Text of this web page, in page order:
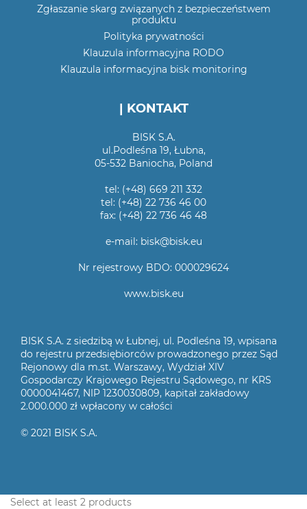
Zgłaszanie skarg związanych z bezpieczeństwem
produktu
Polityka prywatności
Klauzula informacyjna RODO
Klauzula informacyjna bisk monitoring
| KONTAKT
BISK S.A.
ul.Podleśna 19, Łubna,
05-532 Baniocha, Poland
tel: (+48) 669 211 332
tel: (+48) 22 736 46 00
fax: (+48) 22 736 46 48
e-mail: bisk@bisk.eu
Nr rejestrowy BDO: 000029624
www.bisk.eu
BISK S.A. z siedzibą w Łubnej, ul. Podleśna 19, wpisana
do rejestru przedsiębiorców prowadzonego przez Sąd
Rejonowy dla m.st. Warszawy, Wydział XIV
Gospodarczy Krajowego Rejestru Sądowego, nr KRS
0000041467, NIP 1230030809, kapitał zakładowy
2.000.000 zł wpłacony w całości
© 2021 BISK S.A.
Select at least 2 products